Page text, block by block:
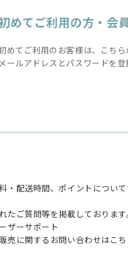
めてご利用の方・会
めてご利用のお客様は、こちら
メールアドレスとパスワードを
・配送時間、ポイントについ
たご質問等を掲載しております
ザーサポート
売に関するお問い合わせはこち